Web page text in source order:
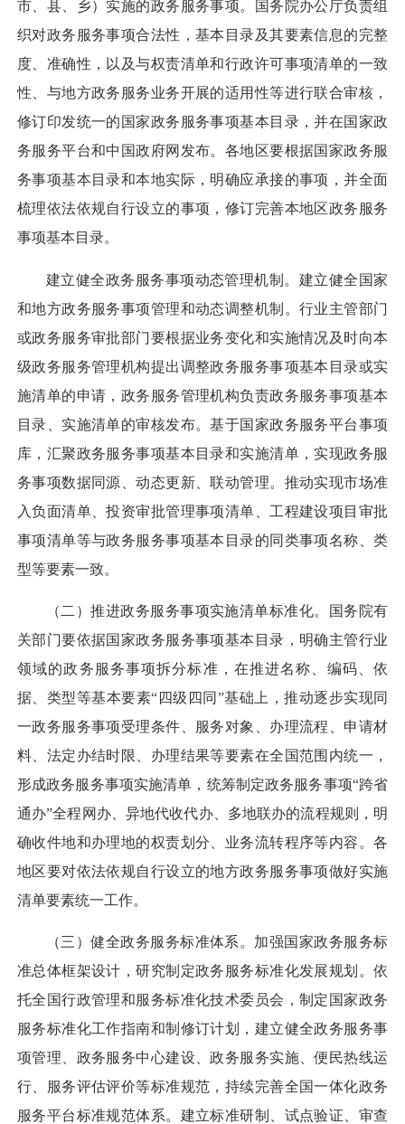
市、县、乡）实施的政务服务事项。国务院办公厅负责组
织对政务服务事项合法性，基本目录及其要素信息的完整
度、准确性，以及与权责清单和行政许可事项清单的一致
性、与地方政务服务业务开展的适用性等进行联合审核，
修订印发统一的国家政务服务事项基本目录，并在国家政
务服务平台和中国政府网发布。各地区要根据国家政务服
务事项基本目录和本地实际，明确应承接的事项，并全面
梳理依法依规自行设立的事项，修订完善本地区政务服务
事项基本目录。
建立健全政务服务事项动态管理机制。 建立健全国家
和地方政务服务事项管理和动态调整机制。行业主管部门
或政务服务审批部门要根据业务变化和实施情况及时向本
级政务服务管理机构提出调整政务服务事项基本目录或实
施清单的申请，政务服务管理机构负责政务服务事项基本
目录、实施清单的审核发布。基于国家政务服务平台事项
库，汇聚政务服务事项基本目录和实施清单，实现政务服
务事项数据同源、动态更新、联动管理。推动实现市场准
入负面清单、投资审批管理事项清单、工程建设项目审批
事项清单等与政务服务事项基本目录的同类事项名称、类
型等要素一致。
（二）推进政务服务事项实施清单标准化。
国务院有
关部门要依据国家政务服务事项基本目录，明确主管行业
领域的政务服务事项拆分标准，在推进名称、编码、依
据、类型等基本要素“四级四同”基础上，推动逐步实现同
一政务服务事项受理条件、服务对象、办理流程、申请材
料、法定办结时限、办理结果等要素在全国范围内统一，
形成政务服务事项实施清单，统筹制定政务服务事项“跨省
通办”全程网办、异地代收代办、多地联办的流程规则，明
确收件地和办理地的权责划分、业务流转程序等内容。各
地区要对依法依规自行设立的地方政务服务事项做好实施
清单要素统一工作。
（三）健全政务服务标准体系。 加强国家政务服务标
准总体框架设计，研究制定政务服务标准化发展规划。依
托全国行政管理和服务标准化技术委员会，制定国家政务
服务标准化工作指南和制修订计划，建立健全政务服务事
项管理、政务服务中心建设、政务服务实施、便民热线运
行、服务评估评价等标准规范，持续完善全国一体化政务
服务平台标准规范体系。建立标准研制、试点验证、审查